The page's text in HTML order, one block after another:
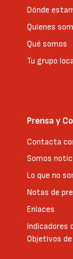
Dónde
Quienes
Qué somos
Tu grupo
Prensa y
Contacta
Somos
Lo que no
Notas de
Enlaces
Indicadores
Objetivos